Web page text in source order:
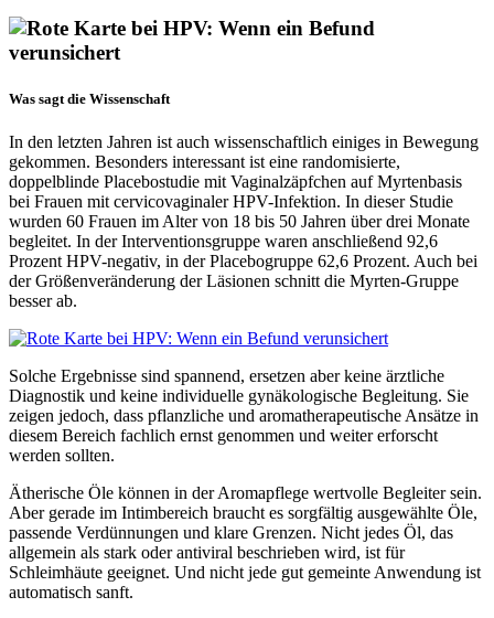
Was sagt die Wissenschaft
In den letzten Jahren ist auch wissenschaftlich einiges in Bewegung
gekommen. Besonders interessant ist eine randomisierte,
doppelblinde Placebostudie mit Vaginalzäpfchen auf Myrtenbasis
bei Frauen mit cervicovaginaler HPV-Infektion. In dieser Studie
wurden 60 Frauen im Alter von 18 bis 50 Jahren über drei Monate
begleitet. In der Interventionsgruppe waren anschließend 92,6
Prozent HPV-negativ, in der Placebogruppe 62,6 Prozent. Auch bei
der Größenveränderung der Läsionen schnitt die Myrten-Gruppe
besser ab.
Solche Ergebnisse sind spannend, ersetzen aber keine ärztliche
Diagnostik und keine individuelle gynäkologische Begleitung. Sie
zeigen jedoch, dass pflanzliche und aromatherapeutische Ansätze in
diesem Bereich fachlich ernst genommen und weiter erforscht
werden sollten.
Ätherische Öle können in der Aromapflege wertvolle Begleiter sein.
Aber gerade im Intimbereich braucht es sorgfältig ausgewählte Öle,
passende Verdünnungen und klare Grenzen. Nicht jedes Öl, das
allgemein als stark oder antiviral beschrieben wird, ist für
Schleimhäute geeignet. Und nicht jede gut gemeinte Anwendung ist
automatisch sanft.